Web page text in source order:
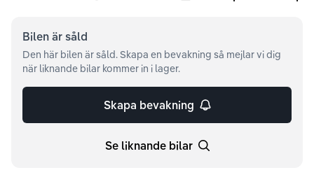
Bilen är såld
Den här bilen är såld. Skapa en bevakning så mejlar vi dig
när liknande bilar kommer in i lager.
Skapa bevakning
Se liknande bilar